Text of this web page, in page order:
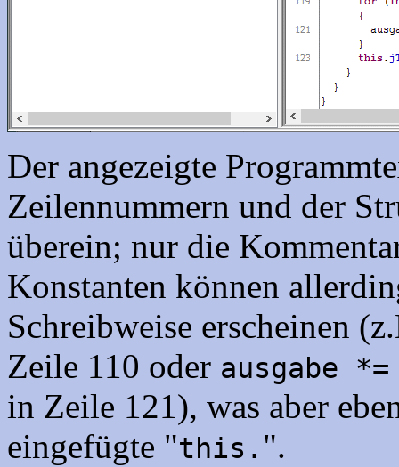
Der angezeigte
Zeilennummern und der
überein; nur die
Konstanten können
Schreibweise erscheinen
Zeile 110 oder ausgabe
in Zeile 121), was aber
eingefügte "this. ".